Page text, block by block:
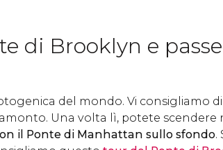
di Brooklyn e
del mondo. Vi consigliamo di
Una volta lì, potete scendere
il Ponte di Manhattan sullo sfondo.